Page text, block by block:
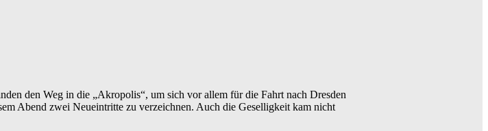
den Weg in die „Akropolis“, um sich vor allem für die Fahrt nach Dresden
Abend zwei Neueintritte zu verzeichnen. Auch die Geselligkeit kam nicht